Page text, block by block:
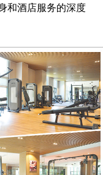
和酒店服务的深度